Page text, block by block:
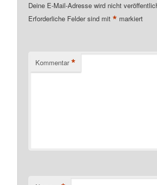
Deine E-Mail-Adresse wird nicht
Erforderliche Felder sind mit* markiert
Kommentar *